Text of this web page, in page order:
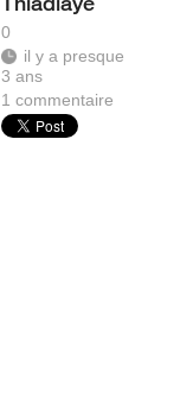
0
il y a presque
3 ans
1commentaire